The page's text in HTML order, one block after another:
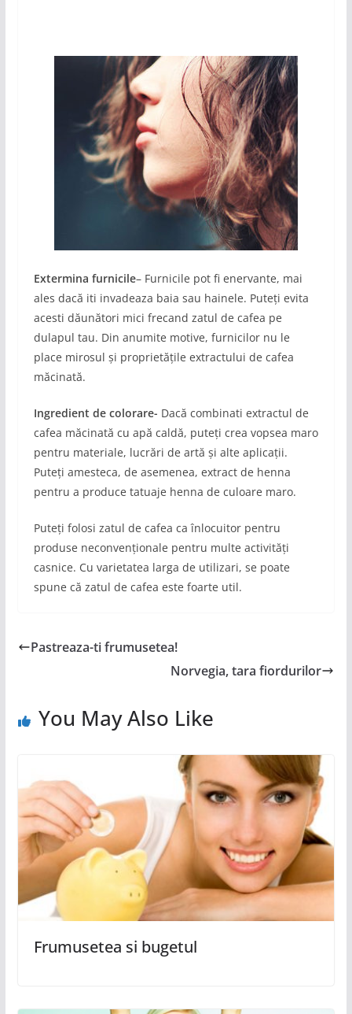
Extermina furnicile– Furnicile pot fi enervante, mai
ales dacă iti invadeaza baia sau hainele. Puteți evita
acesti dăunători mici frecand zatul de cafea pe
dulapul tau. Din anumite motive, furnicilor nu le
place mirosul și proprietățile extractului de cafea
măcinată.
Ingredient de colorare- Dacă combinati extractul de
cafea măcinată cu apă caldă, puteți crea vopsea maro
pentru materiale, lucrări de artă și alte aplicații.
Puteți amesteca, de asemenea, extract de henna
pentru a produce tatuaje henna de culoare maro.
Puteți folosi zatul de cafea ca înlocuitor pentru
produse neconvenționale pentru multe activități
casnice. Cu varietatea larga de utilizari, se poate
spune că zatul de cafea este foarte util.
Pastreaza-ti frumusetea!
Norvegia, tara fiordurilor
You May Also Like
Frumusetea si bugetul